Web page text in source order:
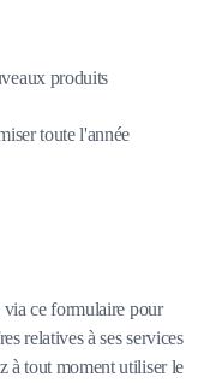
produits
toute l'année
via ce formulaire pour
relatives à ses services
à tout moment utiliser le